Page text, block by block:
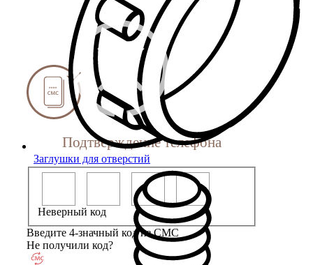
Заглушки для отверстий
Подтверждение телефона
Неверный код
Введите 4-значный код из СМС
Не получили код?